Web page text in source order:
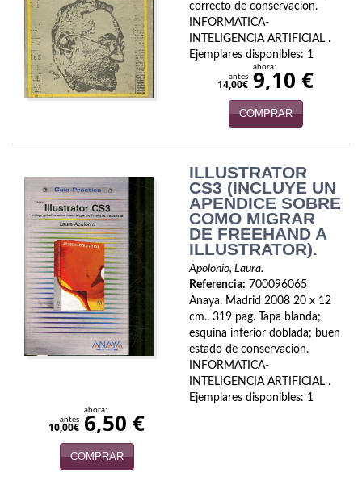
Matemáticas
Medicina
Música
Novela fantástica
Novela histórica
Novela negra
Novela romántica
Otros idiomas
Papás, Mamás, Bebés…
correcto de conservacion.
INFORMATICA-
INTELIGENCIA ARTIFICIAL .
Ejemplares disponibles: 1
antes
14,00€
ahora:
9,10 €
COMPRAR
ILLUSTRATOR
CS3 (INCLUYE UN
APENDICE SOBRE
COMO MIGRAR
DE FREEHAND A
ILLUSTRATOR).
Apolonio, Laura.
Referencia: 700096065
Anaya. Madrid 2008 20 x 12
cm., 319 pag. Tapa blanda;
esquina inferior doblada; buen
estado de conservacion.
INFORMATICA-
INTELIGENCIA ARTIFICIAL .
Ejemplares disponibles: 1
antes
10,00€
ahora:
6,50 €
COMPRAR